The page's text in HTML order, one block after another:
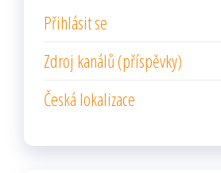
Přihlásit se
Zdroj kanálů (příspěvky)
Česká lokalizace